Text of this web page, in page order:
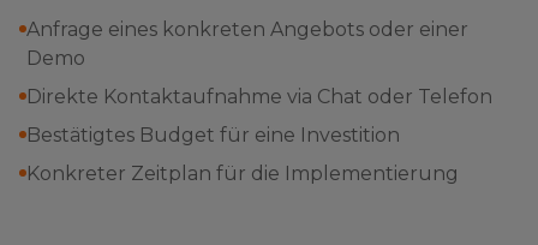
Anfrage eines konkreten Angebots oder einer
Demo
Direkte Kontaktaufnahme via Chat oder Telefon
Bestätigtes Budget für eine Investition
Konkreter Zeitplan für die Implementierung